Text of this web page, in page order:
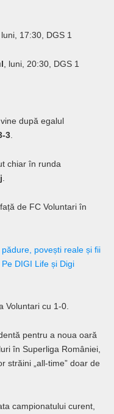
, luni, 17:30, DGS 1
, luni, 20:30, DGS 1
după egalul
3.
chiar în runda
de FC Voluntari în
povești reale și fii
DIGI Life și Digi
Voluntari cu 1-0.
pentru a noua oară
în Superliga României,
străini „all-time” doar de
campionatului curent,